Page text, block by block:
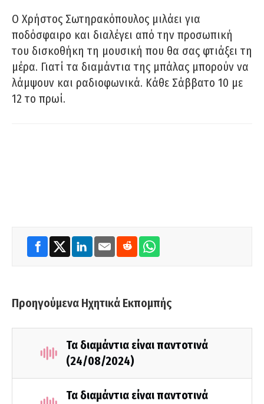
Ο Χρήστος Σωτηρακόπουλος μιλάει για
ποδόσφαιρο και διαλέγει από την προσωπική
του δισκοθήκη τη μουσική που θα σας φτιάξει τη
μέρα. Γιατί τα διαμάντια της μπάλας μπορούν να
λάμψουν και ραδιοφωνικά. Κάθε Σάββατο 10 με
12 το πρωί.
Προηγούμενα Ηχητικά Εκπομπής
Τα διαμάντια είναι παντοτινά
(24/08/2024)
Τα διαμάντια είναι παντοτινά